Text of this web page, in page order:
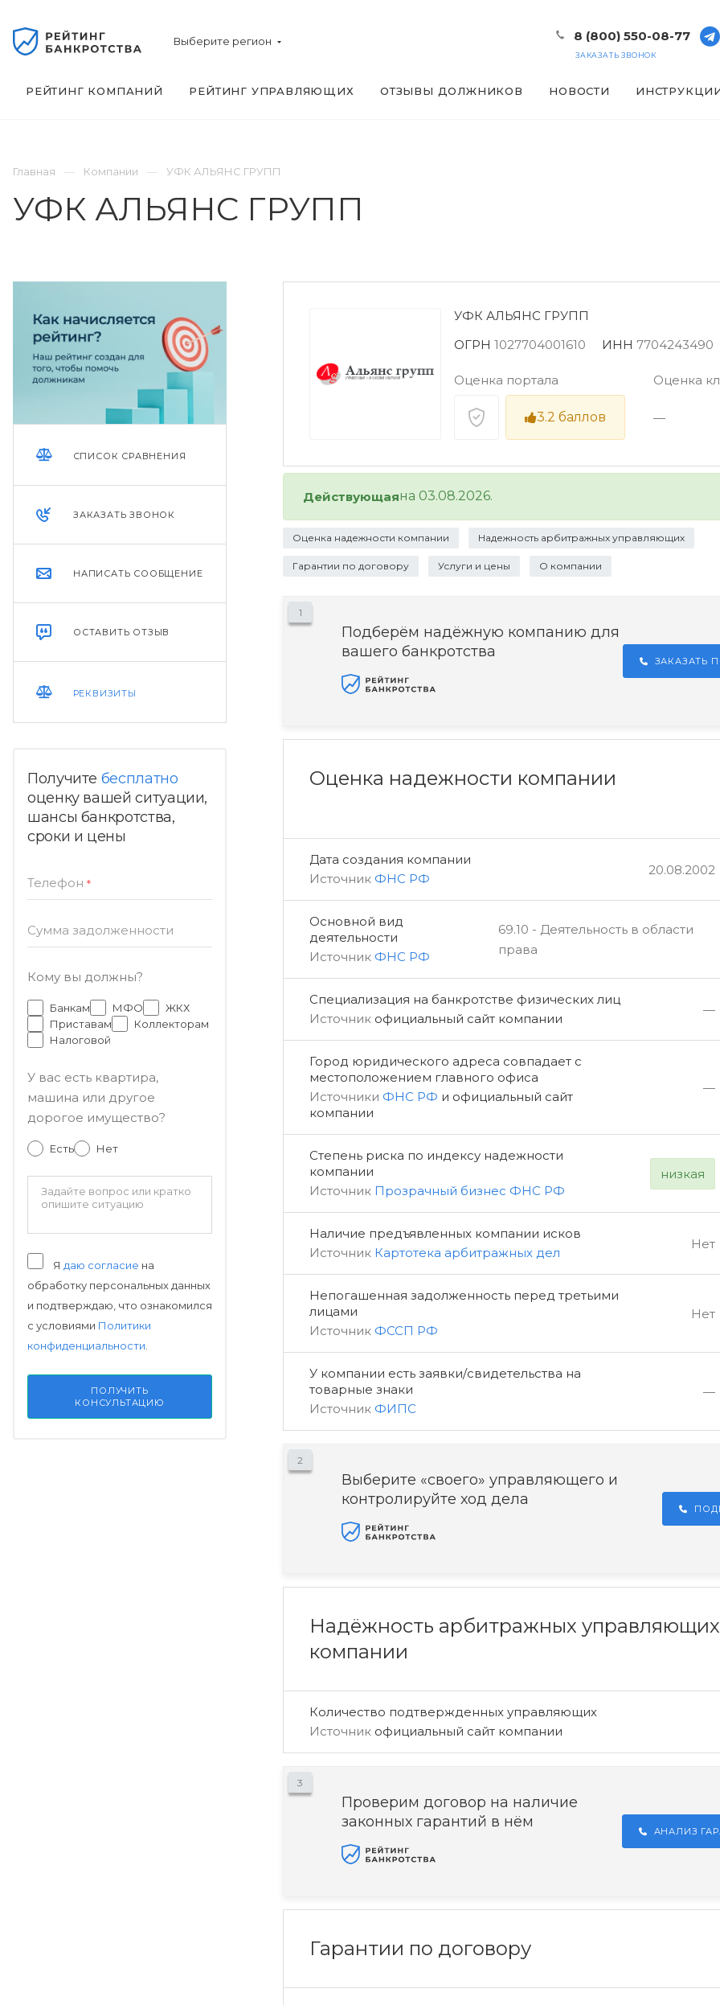
Выберите регион 8 (800) 550-08-77
ЗАКАЗАТЬ ЗВОНОК
РЕЙТИНГ КОМПАНИЙ РЕЙТИНГ УПРАВЛЯЮЩИХ ОТЗЫВЫ ДОЛЖНИКОВ НОВОСТИ
Главная Компании УФК АЛЬЯНС ГРУПП
УФК АЛЬЯНС ГРУПП
СПИСОК СРАВНЕНИЯ
ЗАКАЗАТЬ ЗВОНОК
НАПИСАТЬ СООБЩЕНИЕ
ОСТАВИТЬ ОТЗЫВ
РЕКВИЗИТЫ
Получите бесплатно
оценку вашей ситуации,
шансы банкротства,
сроки и цены
Телефон *
Сумма задолженности
Кому вы должны?
Банкам МФО
ЖКХ
Приставам
Коллекторам
Налоговой
У вас есть квартира,
машина или другое
дорогое имущество?
Есть Нет
Я даю согласие на
обработку персональных данных
и подтверждаю, что ознакомился
с условиями Политики
конфиденциальности.
ПОЛУЧИТЬ
КОНСУЛЬТАЦИЮ
УФК АЛЬЯНС ГРУПП
ОГРН 1027704001610 ИНН 7704243490
Оценка портала
3.2 баллов
Оценка
—
Действующаяна 03.08.2026.
Оценка надежности компании Надежность арбитражных управляющих
Гарантии по договору Услуги и цены О компании
1
Подберём надёжную компанию для
вашего банкротства
ЗАКАЗАТЬ
Оценка надежности компании
Дата создания компании
Источник ФНС РФ
20.08.2002
Основной вид
деятельности
Источник ФНС РФ
69.10 - Деятельность в области
права
Специализация на банкротстве физических лиц
Источник официальный сайт компании
—
Город юридического адреса совпадает с
местоположением главного офиса
Источники ФНС РФ и официальный сайт
компании
—
Степень риска по индексу надежности
компании
Источник Прозрачный бизнес ФНС РФ
низкая
Наличие предъявленных компании исков
Источник Картотека арбитражных дел
Нет
Непогашенная задолженность перед третьими
лицами
Источник ФССП РФ
Нет
У компании есть заявки/свидетельства на
товарные знаки
Источник ФИПС
—
2
Выберите «своего» управляющего и
контролируйте ход дела
Надёжность арбитражных управляющих
компании
Количество подтвержденных управляющих
Источник официальный сайт компании
3
Проверим договор на наличие
законных гарантий в нём
АНАЛИЗ
Гарантии по договору